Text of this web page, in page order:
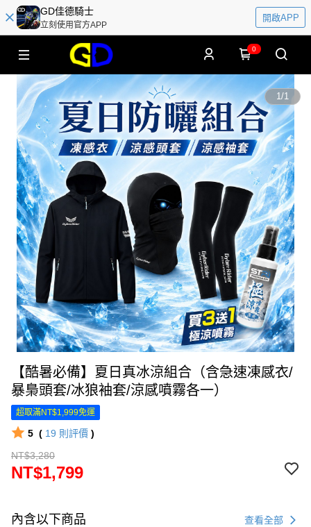
GD佳德騎士
立刻使用官方APP
開啟APP
0
1/1
【酷暑必備】夏日真冰涼組合（含急速凍感衣/
暴梟頭套/冰狼袖套/涼感噴霧各一）
超取滿NT$1,999免運
5 ( 19 則評價 )
NT$3,280
NT$1,799
內含以下商品 查看全部